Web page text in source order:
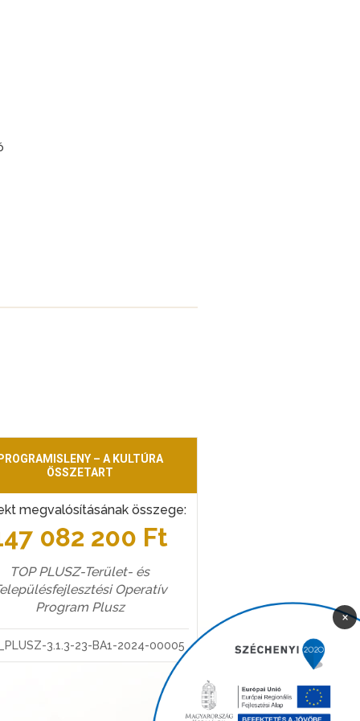
– A KULTÚRA
ÖSSZETART
megvalósításának összege:
082 200 Ft
TOP PLUSZ-Terület- és
Operatív
Program Plusz
3.1.3-23-BA1-2024-00005
×